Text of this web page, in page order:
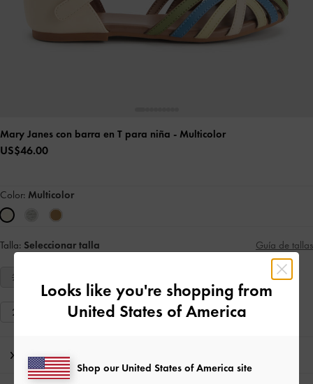
Mary Janes con barra en T para niña - Multicolor
US$46.00
Color: Multicolor
Talla: Seleccionar talla Guía de tallas
21 27
28 30 31 32 33
Nota del editor
Looks like you're shopping from
United States of America
Shop our United States of America site